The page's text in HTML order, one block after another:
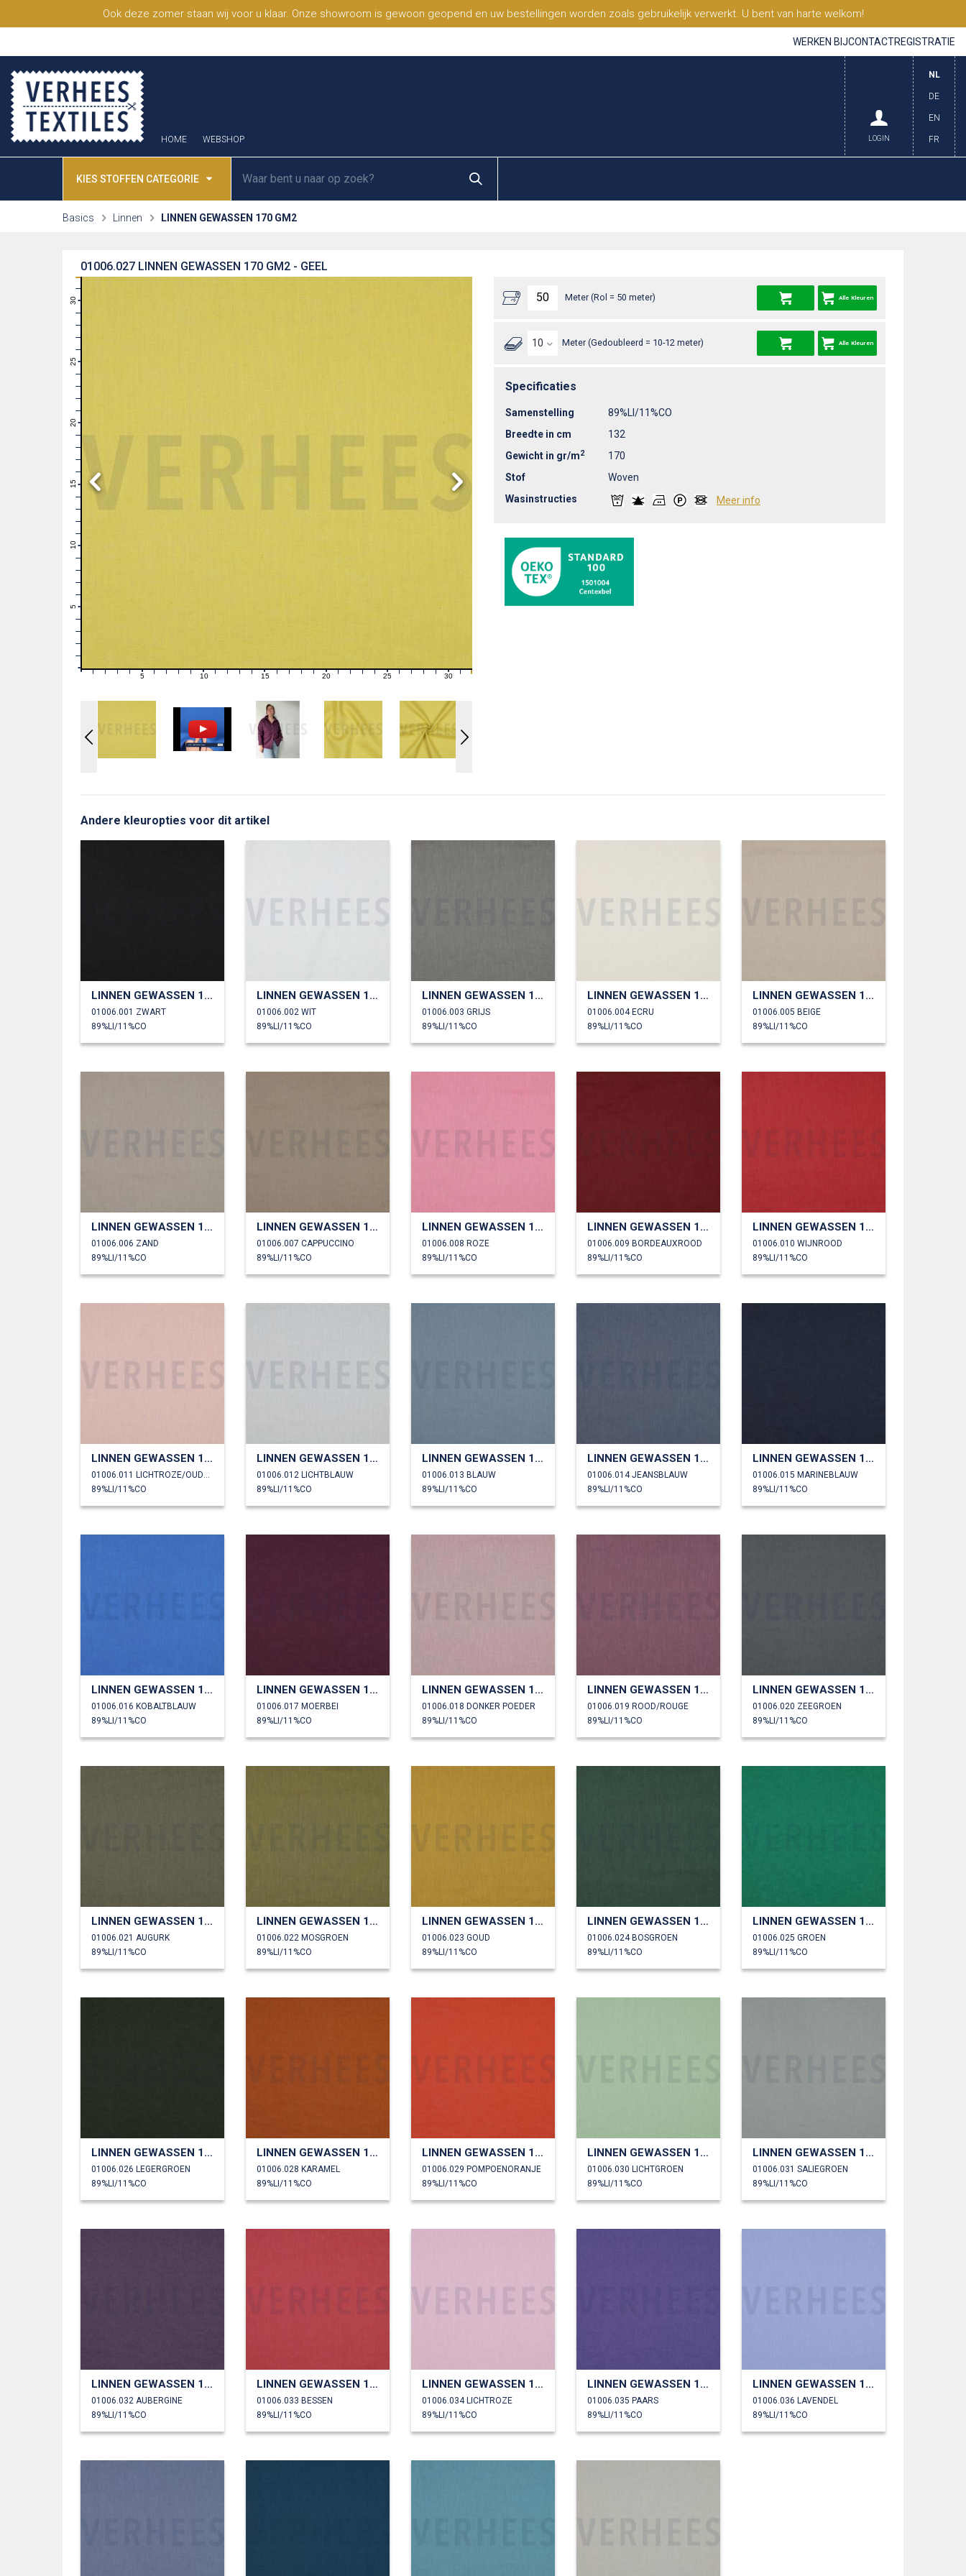
Ook deze zomer staan wij voor u klaar. Onze showroom is gewoon geopend en uw bestellingen worden zoals gebruikelijk verwerkt. U bent van harte welkom!
WERKEN BIJCONTACTREGISTRATIE
HOME WEBSHOP
NL
DE
EN
FR
LOGIN
KIES STOFFEN CATEGORIE
Basics Linnen LINNEN GEWASSEN 170 GM2
LINNEN GEWASSEN 170 GM2 - GEEL
01006.027
10
11
12
13
14
15
16
17
18
19
20
21
22
23
24
25
26
27
28
29
30
1 2 3 4 6 7 8 9 11 12 13 14 16 17 18 19 21 22 23 24 26 27 28 29 31
Meter (Rol = 50 meter) Alle Kleuren
Meter (Gedoubleerd = 10-12 meter) Alle Kleuren
Specificaties
Samenstelling
89%LI/11%CO
Breedte in cm
132
Gewicht in gr/m2
170
Stof
Woven
Wasinstructies
Meer info
Andere kleuropties voor dit artikel
LINNEN GEWASSEN 170 GM2
01006.001 ZWART
89%LI/11%CO
LINNEN GEWASSEN 170 GM2
01006.002 WIT
89%LI/11%CO
LINNEN GEWASSEN 170 GM2
01006.003 GRIJS
89%LI/11%CO
LINNEN GEWASSEN 170 GM2
01006.004 ECRU
89%LI/11%CO
LINNEN GEWASSEN 170 GM2
01006.005 BEIGE
89%LI/11%CO
LINNEN GEWASSEN 170 GM2
01006.006 ZAND
89%LI/11%CO
LINNEN GEWASSEN 170 GM2
01006.007 CAPPUCCINO
89%LI/11%CO
LINNEN GEWASSEN 170 GM2
01006.008 ROZE
89%LI/11%CO
LINNEN GEWASSEN 170 GM2
01006.009 BORDEAUXROOD
89%LI/11%CO
LINNEN GEWASSEN 170 GM2
01006.010 WIJNROOD
89%LI/11%CO
LINNEN GEWASSEN 170 GM2
89%LI/11%CO
LINNEN GEWASSEN 170 GM2
01006.012 LICHTBLAUW
89%LI/11%CO
LINNEN GEWASSEN 170 GM2
01006.013 BLAUW
89%LI/11%CO
LINNEN GEWASSEN 170 GM2
01006.014 JEANSBLAUW
89%LI/11%CO
LINNEN GEWASSEN 170 GM2
01006.015 MARINEBLAUW
89%LI/11%CO
LINNEN GEWASSEN 170 GM2
01006.016 KOBALTBLAUW
89%LI/11%CO
LINNEN GEWASSEN 170 GM2
01006.017 MOERBEI
89%LI/11%CO
LINNEN GEWASSEN 170 GM2
01006.018 DONKER POEDER
89%LI/11%CO
LINNEN GEWASSEN 170 GM2
01006.019 ROOD/ROUGE
89%LI/11%CO
LINNEN GEWASSEN 170 GM2
01006.020 ZEEGROEN
89%LI/11%CO
LINNEN GEWASSEN 170 GM2
01006.021 AUGURK
89%LI/11%CO
LINNEN GEWASSEN 170 GM2
01006.022 MOSGROEN
89%LI/11%CO
LINNEN GEWASSEN 170 GM2
01006.023 GOUD
89%LI/11%CO
LINNEN GEWASSEN 170 GM2
01006.024 BOSGROEN
89%LI/11%CO
LINNEN GEWASSEN 170 GM2
01006.025 GROEN
89%LI/11%CO
LINNEN GEWASSEN 170 GM2
01006.026 LEGERGROEN
89%LI/11%CO
LINNEN GEWASSEN 170 GM2
01006.028 KARAMEL
89%LI/11%CO
LINNEN GEWASSEN 170 GM2
01006.029 POMPOENORANJE
89%LI/11%CO
LINNEN GEWASSEN 170 GM2
01006.030 LICHTGROEN
89%LI/11%CO
LINNEN GEWASSEN 170 GM2
01006.031 SALIEGROEN
89%LI/11%CO
LINNEN GEWASSEN 170 GM2
01006.032 AUBERGINE
89%LI/11%CO
LINNEN GEWASSEN 170 GM2
01006.033 BESSEN
89%LI/11%CO
LINNEN GEWASSEN 170 GM2
01006.034 LICHTROZE
89%LI/11%CO
LINNEN GEWASSEN 170 GM2
01006.035 PAARS
89%LI/11%CO
LINNEN GEWASSEN 170 GM2
01006.036 LAVENDEL
89%LI/11%CO